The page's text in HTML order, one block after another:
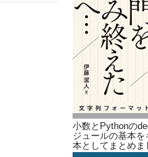
小数とPythonの
ジュールの基本を
本としてまとめま